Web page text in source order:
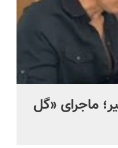
ماجرای «گل